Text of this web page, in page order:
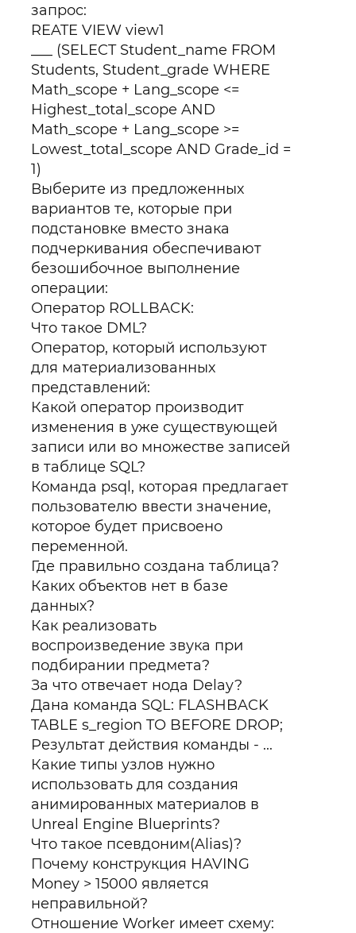
запрос:
REATE VIEW view1
___ (SELECT Student_name FROM
Students, Student_grade WHERE
Math_scope + Lang_scope <=
Highest_total_scope AND
Math_scope + Lang_scope >=
Lowest_total_scope AND Grade_id =
1)
Выберите из предложенных
вариантов те, которые при
подстановке вместо знака
подчеркивания обеспечивают
безошибочное выполнение
операции:
Оператор ROLLBACK:
Что такое DML?
Оператор, который используют
для материализованных
представлений:
Какой оператор производит
изменения в уже существующей
записи или во множестве записей
в таблице SQL?
Команда psql, которая предлагает
пользователю ввести значение,
которое будет присвоено
переменной.
Где правильно создана таблица?
Каких объектов нет в базе
данных?
Как реализовать
воспроизведение звука при
подбирании предмета?
За что отвечает нода Delay?
Дана команда SQL: FLASHBACK
TABLE s_region TO BEFORE DROP;
Результат действия команды - ...
Какие типы узлов нужно
использовать для создания
анимированных материалов в
Unreal Engine Blueprints?
Что такое псевдоним(Alias)?
Почему конструкция HAVING
Money > 15000 является
неправильной?
Отношение Worker имеет схему: